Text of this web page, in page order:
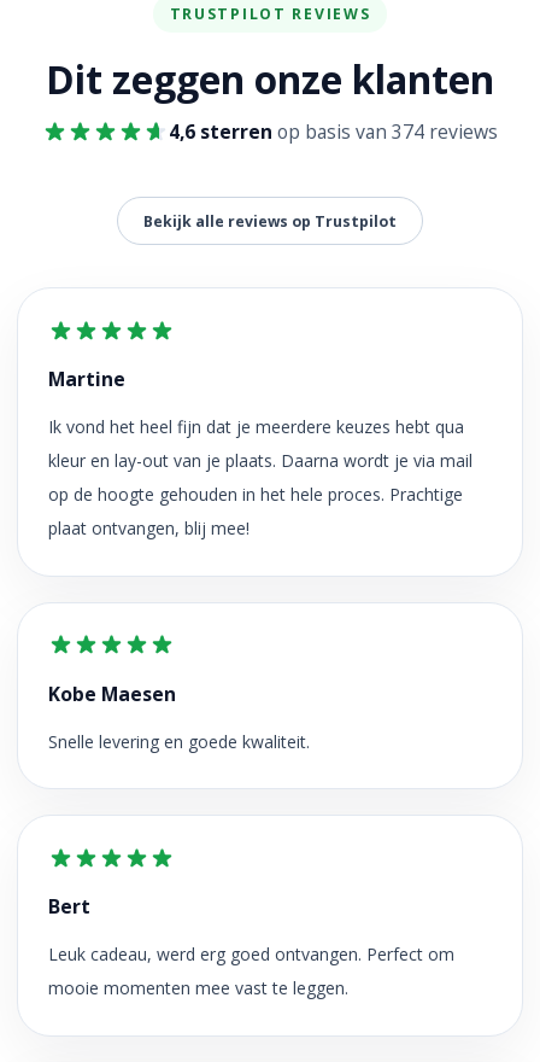
TRUSTPILOT REVIEWS
Dit zeggen onze klanten
4,6 sterren op basis van 374 reviews
Bekijk alle reviews op Trustpilot
Martine
Ik vond het heel fijn dat je meerdere keuzes hebt qua
kleur en lay-out van je plaats. Daarna wordt je via mail
op de hoogte gehouden in het hele proces. Prachtige
plaat ontvangen, blij mee!
Kobe Maesen
Snelle levering en goede kwaliteit.
Bert
Leuk cadeau, werd erg goed ontvangen. Perfect om
mooie momenten mee vast te leggen.